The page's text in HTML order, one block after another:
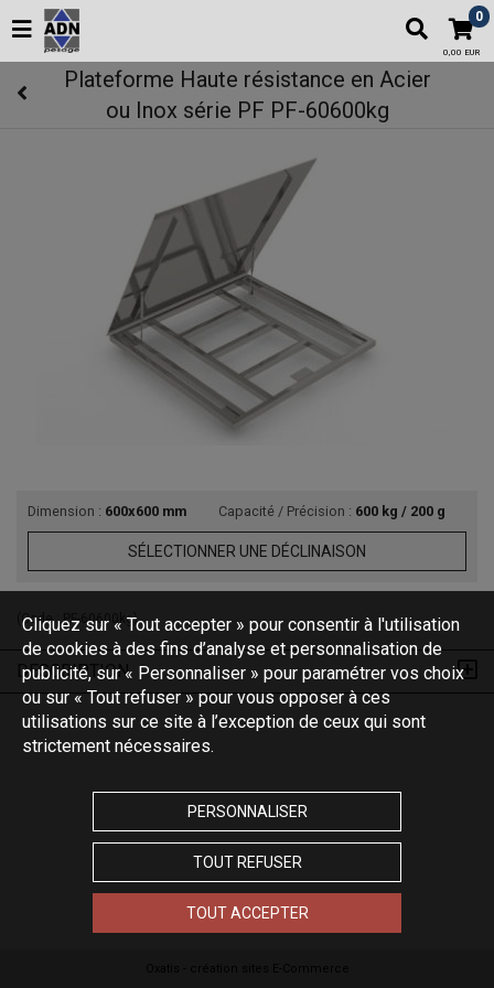
0
0,00 EUR
Plateforme Haute résistance en Acier
ou Inox série PF PF-60600kg
Dimension : 600x600 mm Capacité / Précision : 600 kg / 200 g
SÉLECTIONNER UNE DÉCLINAISON
(Code :PF-60600kg)
DESCRIPTION
Cliquez sur « Tout accepter » pour consentir à l'utilisation
de cookies à des fins d’analyse et personnalisation de
publicité, sur « Personnaliser » pour paramétrer vos choix
ou sur « Tout refuser » pour vous opposer à ces
utilisations sur ce site à l’exception de ceux qui sont
strictement nécessaires.
PERSONNALISER
TOUT REFUSER
TOUT ACCEPTER